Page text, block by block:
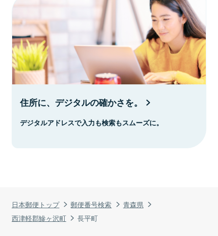
日本郵便トップ 郵便番号検索
青森県
西津軽郡鰺ヶ沢町
長平町
住所に、デジタルの確かさを。
デジタルアドレスで入力も検索もスムーズに。